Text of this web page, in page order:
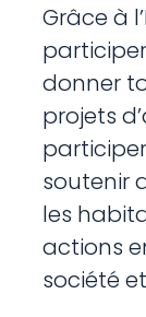
Grâce à
donner
projets
soutenir
les
actions
société